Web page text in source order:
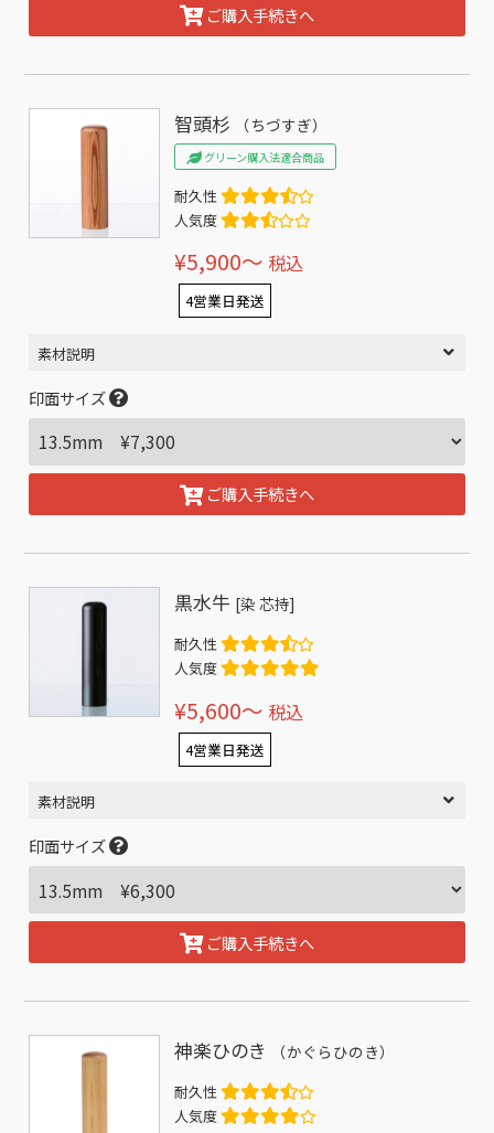
ご購入手続きへ
智頭杉 （ちづすぎ）
グリーン購入法適合商品
耐久性
人気度
¥5,900〜 税込
4営業日発送
素材説明
印面サイズ
ご購入手続きへ
黒水牛 [染 芯持]
耐久性
人気度
¥5,600〜 税込
4営業日発送
素材説明
印面サイズ
ご購入手続きへ
神楽ひのき （かぐらひのき）
耐久性
人気度